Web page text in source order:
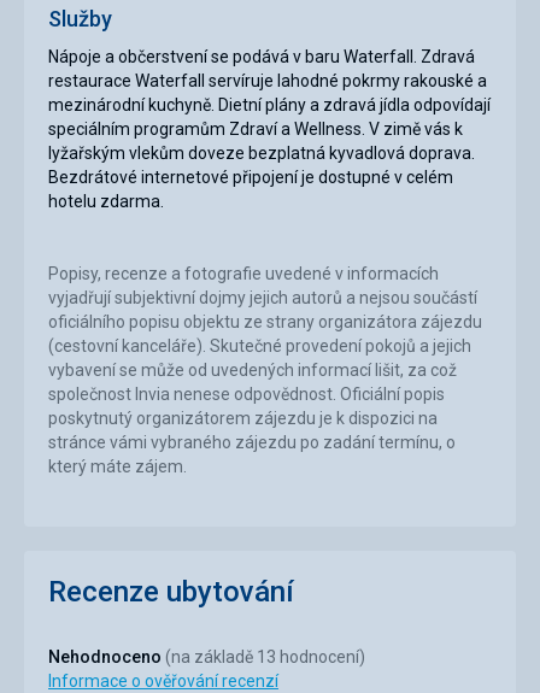
Služby
Nápoje a občerstvení se podává v baru Waterfall. Zdravá
restaurace Waterfall servíruje lahodné pokrmy rakouské a
mezinárodní kuchyně. Dietní plány a zdravá jídla odpovídají
speciálním programům Zdraví a Wellness. V zimě vás k
lyžařským vlekům doveze bezplatná kyvadlová doprava.
Bezdrátové internetové připojení je dostupné v celém
hotelu zdarma.
Popisy, recenze a fotografie uvedené v informacích
vyjadřují subjektivní dojmy jejich autorů a nejsou součástí
oficiálního popisu objektu ze strany organizátora zájezdu
(cestovní kanceláře). Skutečné provedení pokojů a jejich
vybavení se může od uvedených informací lišit, za což
společnost Invia nenese odpovědnost. Oficiální popis
poskytnutý organizátorem zájezdu je k dispozici na
stránce vámi vybraného zájezdu po zadání termínu, o
který máte zájem.
Recenze ubytování
Nehodnoceno (na základě 13 hodnocení)
Informace o ověřování recenzí